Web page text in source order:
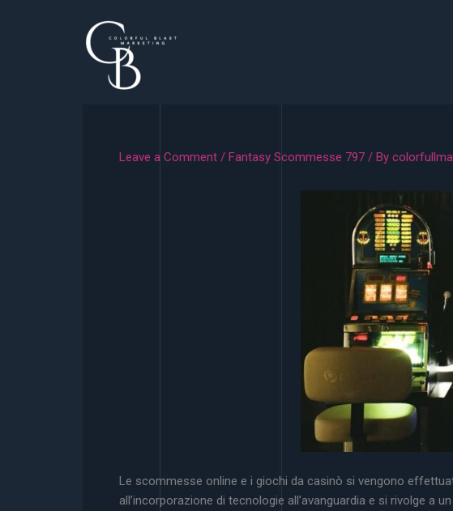
Leave a Comment / Fantasy Scommesse 797 / By
Le scommesse online e i giochi da casinò si vengono
all’incorporazione di tecnologie all’avanguardia e si rivolge a